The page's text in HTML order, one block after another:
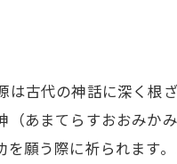
古代の神話に深く根
（あまてらすおおみか
願う際に祈られます。